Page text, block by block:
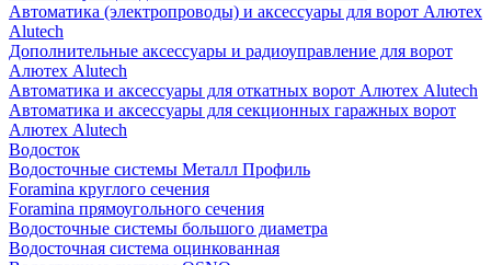
Автоматика (электропроводы) и аксессуары для ворот Алютех
Alutech
Дополнительные аксессуары и радиоуправление для ворот
Алютех Alutech
Автоматика и аксессуары для откатных ворот Алютех Alutech
Автоматика и аксессуары для секционных гаражных ворот
Алютех Alutech
Водосток
Водосточные системы Металл Профиль
Foramina круглого сечения
Foramina прямоугольного сечения
Водосточные системы большого диаметра
Водосточная система оцинкованная